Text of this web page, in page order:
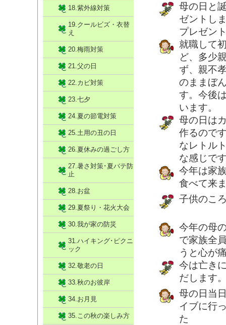
母の日と
ゼントし
プレゼン
就職して
ど、多少
ず、親不
のままぼ
す。今後
います。
母の日は
作るので
なレトル
な感じで
今年は家
食べて来
子供のこ
今年の母
で家族全
うと心が
今は亡き
だします
母の日当
イブに行
た
18.紫外線対策
19.クールビズ・衣替
え
20.梅雨対策
21.父の日
22.カビ対策
23.七夕
24.夏の節電対策
25.土用の丑の日
26.夏休みの過ごし方
27.暑さ対策･夏バテ防
止
28.お盆
29.夏祭り・花火大会
30.我が家の防災
31.ハイキング･ピクニ
ック
32.敬老の日
33.秋のお彼岸
34.お月見
35.この秋の楽しみ方